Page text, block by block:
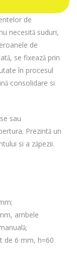
de
necesită suduri,
de
se fixează prin
în procesul
consolidare si
sau
Prezintă un
si a zăpezii.
ambele
de 6 mm, h=60